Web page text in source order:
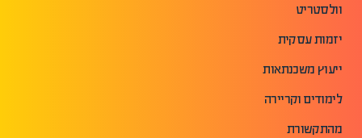
וולסטריט
יזמות עסקית
ייעוץ משכנתאות
לימודים וקריירה
מהתקשורת